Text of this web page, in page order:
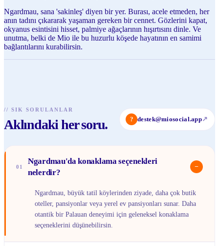
Ngardmau, sana 'sakinleş' diyen bir yer. Burası, acele etmeden, her
anın tadını çıkararak yaşaman gereken bir cennet. Gözlerini kapat,
okyanus esintisini hisset, palmiye ağaçlarının hışırtısını dinle. Ve
unutma, belki de Mio ile bu huzurlu köşede hayatının en samimi
bağlantılarını kurabilirsin.
// SIK SORULANLAR
Aklındaki her soru. ? destek@miosocial.app↗
01
Ngardmau'da konaklama seçenekleri
nelerdir?
−
Ngardmau, büyük tatil köylerinden ziyade, daha çok butik
oteller, pansiyonlar veya yerel ev pansiyonları sunar. Daha
otantik bir Palauan deneyimi için geleneksel konaklama
seçeneklerini düşünebilirsin.